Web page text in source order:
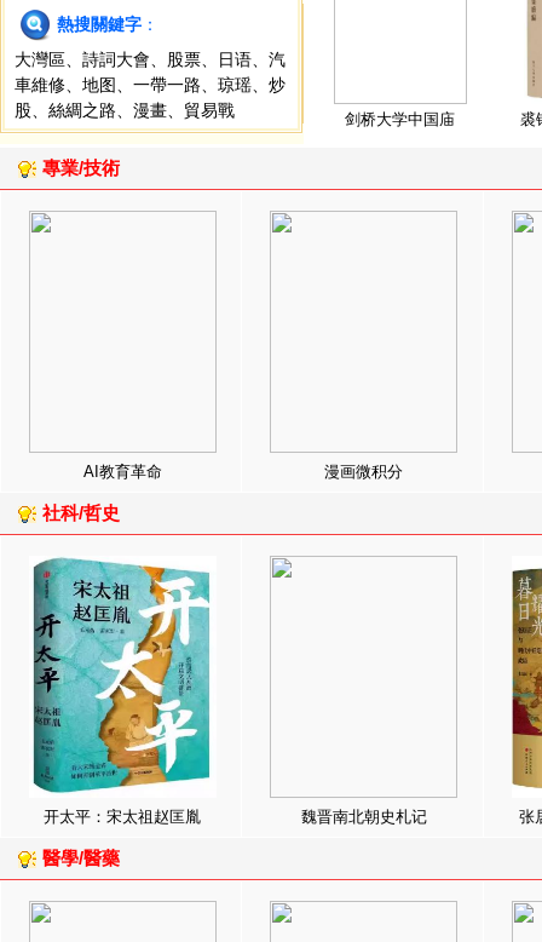
熱搜關鍵字 ：
大灣區
詩詞大會 股票 日语
汽
車維修
地图 一帶一路 琼瑶
炒
股
絲綢之路 漫畫 貿易戰 剑桥大学中国庙 裘
專業/技術
AI教育革命 漫画微积分
社科/哲史
开太平：宋太祖赵匡胤 魏晋南北朝史札记 张
醫學/醫藥